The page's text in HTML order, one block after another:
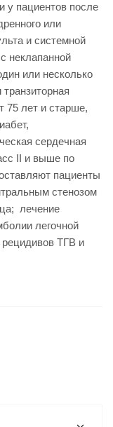
у пациентов после
или
и системной
неклапанной
или несколько
75 лет и старше,
сердечная
II и выше по
пациенты
стенозом
лечение
легочной
ТГВ и